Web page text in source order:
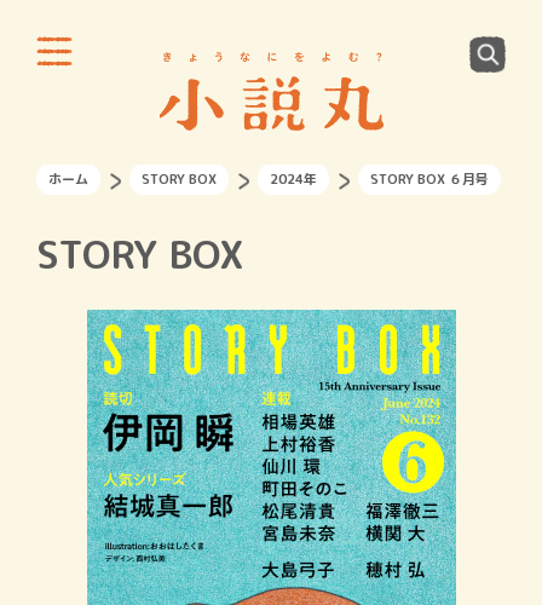
ホーム STORY BOX 2024年 STORY BOX ６月号
STORY BOX